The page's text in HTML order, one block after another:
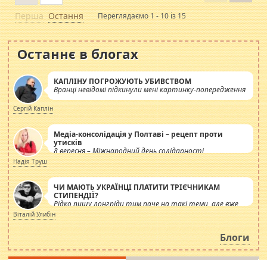
Перша Остання Переглядаємо 1 - 10 із 15
Останнє в блогах
КАПЛІНУ ПОГРОЖУЮТЬ УБИВСТВОМ
Вранці невідомі підкинули мені картинку-попередження
Сергій Каплін
Медіа-консолідація у Полтаві – рецепт проти
утисків
8 вересня – Міжнародний день солідарності
журналістів.
Надія Труш
ЧИ МАЮТЬ УКРАЇНЦІ ПЛАТИТИ ТРІЄЧНИКАМ
СТИПЕНДІЇ?
Рідко пишу лонгріди тим паче на такі теми, але вже
просто дістало! Обурюють сьогоднішні інсенуації
навколо стипендіального питання. Штучно
роздувається ще одна соціальна катастрофа.
Віталій Улибін
Блоги